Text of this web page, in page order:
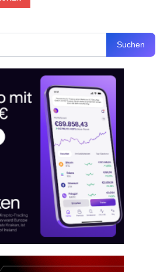
Suchen